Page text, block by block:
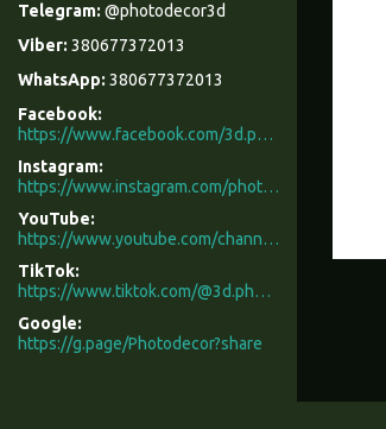
@photodecor3d
380677372013
380677372013
Facebook
https://www.facebook.com/3d.photodecor/
Instagram
https://www.instagram.com/photodecor.com.ua/
YouTube
https://www.youtube.com/channel/UCXCUerfqRY1Pw7-IptdbqyA/videos
TikTok
https://www.tiktok.com/@3d.photodecor?is_from_webapp=1&sender_device=pc
Google
https://g.page/Photodecor?share